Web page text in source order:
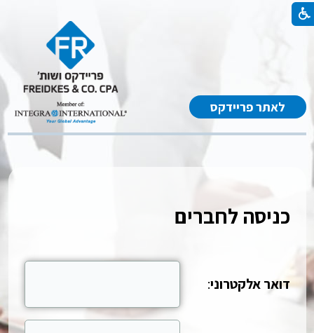
לאתר פריידקס
כניסה לחברים
דואר אלקטרוני: